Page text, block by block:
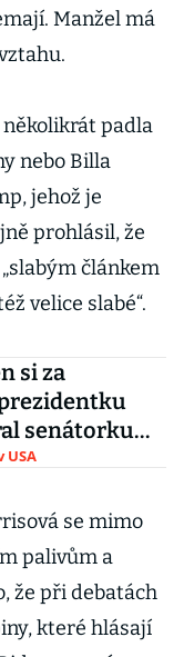
Manžel má
padla
nebo Billa
jehož je
prohlásil, že
článkem
velice slabé“.
si za
senátorku
USA
se mimo
palivům a
že při debatách
které hlásají